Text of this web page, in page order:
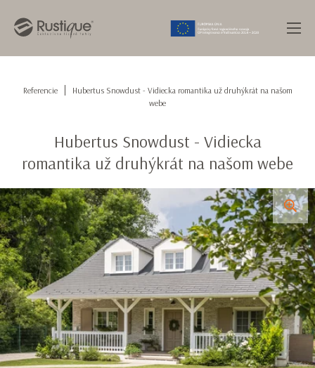
Referencie
Hubertus Snowdust - Vidiecka romantika už druhýkrát na našom
webe
Hubertus Snowdust - Vidiecka
romantika už druhýkrát na našom webe